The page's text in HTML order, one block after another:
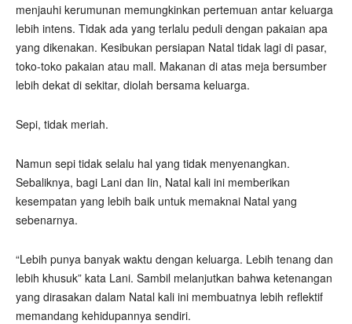
menjauhi kerumunan memungkinkan pertemuan antar keluarga
lebih intens. Tidak ada yang terlalu peduli dengan pakaian apa
yang dikenakan. Kesibukan persiapan Natal tidak lagi di pasar,
toko-toko pakaian atau mall. Makanan di atas meja bersumber
lebih dekat di sekitar, diolah bersama keluarga.
Sepi, tidak meriah.
Namun sepi tidak selalu hal yang tidak menyenangkan.
Sebaliknya, bagi Lani dan Iin, Natal kali ini memberikan
kesempatan yang lebih baik untuk memaknai Natal yang
sebenarnya.
“Lebih punya banyak waktu dengan keluarga. Lebih tenang dan
lebih khusuk” kata Lani. Sambil melanjutkan bahwa ketenangan
yang dirasakan dalam Natal kali ini membuatnya lebih reflektif
memandang kehidupannya sendiri.